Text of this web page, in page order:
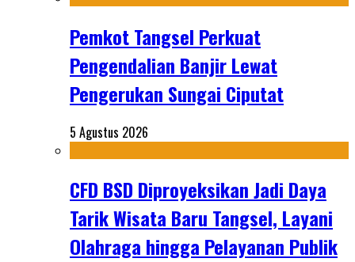
Pemkot Tangsel Perkuat
Pengendalian Banjir Lewat
Pengerukan Sungai Ciputat
5 Agustus 2026
CFD BSD Diproyeksikan Jadi Daya
Tarik Wisata Baru Tangsel, Layani
Olahraga hingga Pelayanan Publik